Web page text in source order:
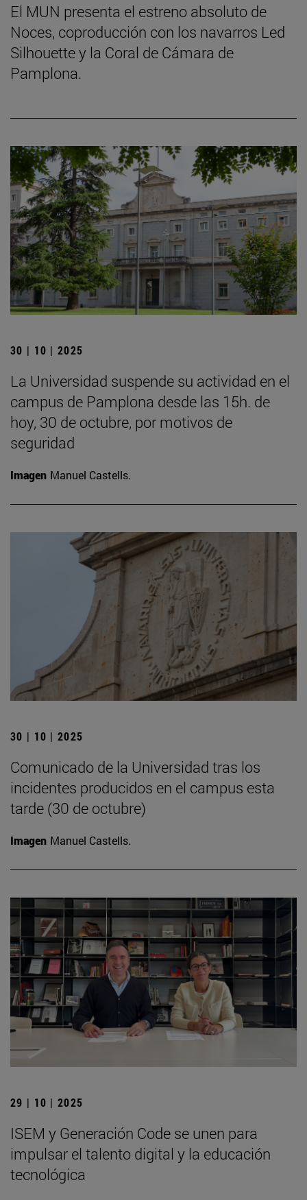
El MUN presenta el estreno absoluto de
Noces, coproducción con los navarros Led
Silhouette y la Coral de Cámara de
Pamplona.
30 | 10 | 2025
La Universidad suspende su actividad en el
campus de Pamplona desde las 15h. de
hoy, 30 de octubre, por motivos de
seguridad
Imagen Manuel Castells.
30 | 10 | 2025
Comunicado de la Universidad tras los
incidentes producidos en el campus esta
tarde (30 de octubre)
Imagen Manuel Castells.
29 | 10 | 2025
ISEM y Generación Code se unen para
impulsar el talento digital y la educación
tecnológica